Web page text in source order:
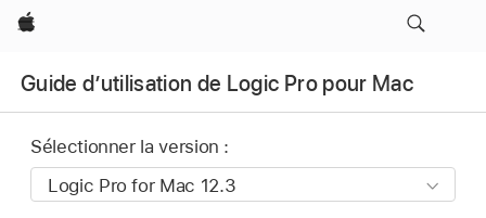
Apple
Guide d’utilisation de Logic Pro pour Mac
Sélectionner la version :